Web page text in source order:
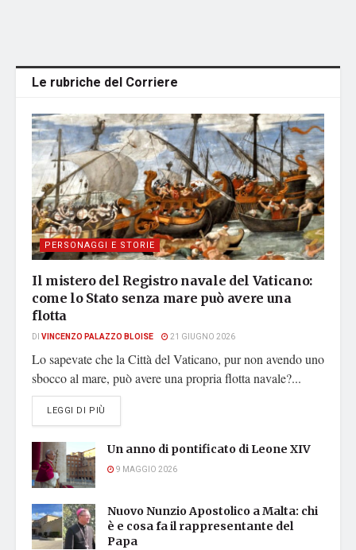
Le rubriche del Corriere
PERSONAGGI E STORIE
Il mistero del Registro navale del Vaticano:
come lo Stato senza mare può avere una
flotta
DI VINCENZO PALAZZO BLOISE 21 GIUGNO 2026
Lo sapevate che la Città del Vaticano, pur non avendo uno
sbocco al mare, può avere una propria flotta navale?...
LEGGI DI PIÙ
Un anno di pontificato di Leone XIV
9 MAGGIO 2026
Nuovo Nunzio Apostolico a Malta: chi
è e cosa fa il rappresentante del
Papa